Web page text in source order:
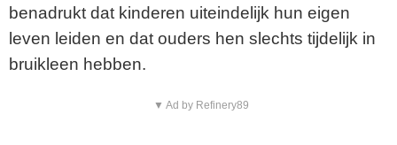
benadrukt dat kinderen uiteindelijk hun eigen
leven leiden en dat ouders hen slechts tijdelijk in
bruikleen hebben.
▼ Ad by Refinery89